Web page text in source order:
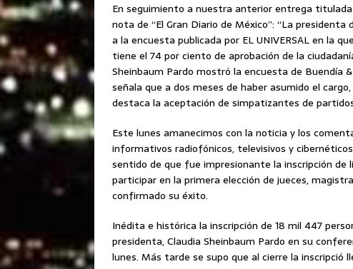
En seguimiento a nuestra anterior entrega
nota de “El Gran Diario de México”: “La presidenta
a la encuesta publicada por EL UNIVERSAL en la
tiene el 74 por ciento de aprobación de la
Sheinbaum Pardo mostró la encuesta de Buendía
señala que a dos meses de haber asumido el
destaca la aceptación de simpatizantes de
Este lunes amanecimos con la noticia y los
informativos radiofónicos, televisivos y
sentido de que fue impresionante la inscripción
participar en la primera elección de jueces,
confirmado su éxito.
Inédita e histórica la inscripción de 18 mil 447
presidenta, Claudia Sheinbaum Pardo en su
lunes. Más tarde se supo que al cierre la inscripció